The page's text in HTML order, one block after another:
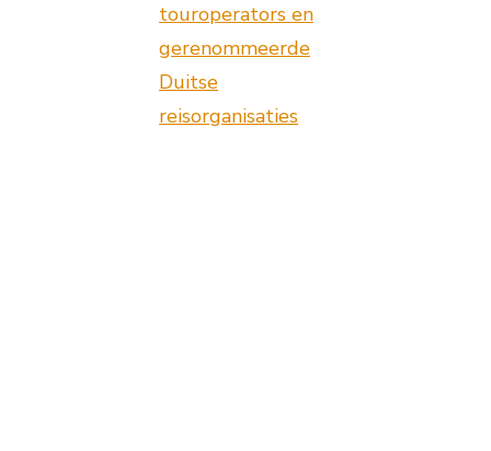
touroperators en
gerenommeerde
Duitse
reisorganisaties